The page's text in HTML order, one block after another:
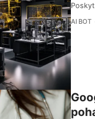
AI BOT